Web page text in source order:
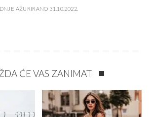
AŽURIRANO 31.10.2022.
ĆE VAS ZANIMATI